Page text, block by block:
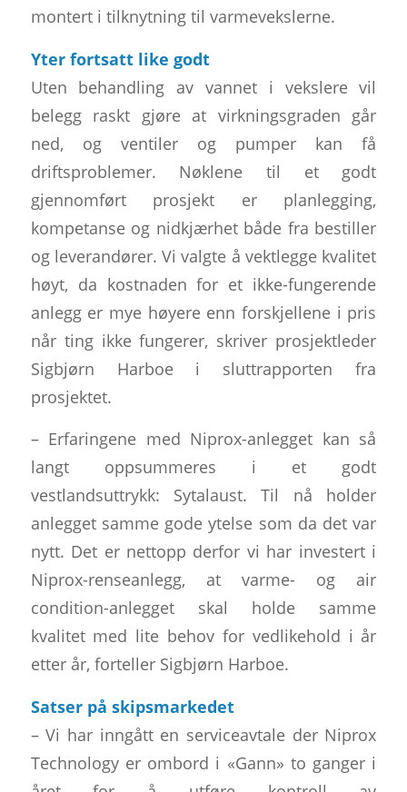
montert i tilknytning til varmevekslerne.
Yter fortsatt like godt
Uten behandling av vannet i vekslere vil
belegg raskt gjøre at virkningsgraden går
ned, og ventiler og pumper kan få
driftsproblemer. Nøklene til et godt
gjennomført prosjekt er planlegging,
kompetanse og nidkjærhet både fra bestiller
og leverandører. Vi valgte å vektlegge kvalitet
høyt, da kostnaden for et ikke-fungerende
anlegg er mye høyere enn forskjellene i pris
når ting ikke fungerer, skriver prosjektleder
Sigbjørn Harboe i sluttrapporten fra
prosjektet.
– Erfaringene med Niprox-anlegget kan så
langt oppsummeres i et godt
vestlandsuttrykk: Sytalaust. Til nå holder
anlegget samme gode ytelse som da det var
nytt. Det er nettopp derfor vi har investert i
Niprox-renseanlegg, at varme- og air
condition-anlegget skal holde samme
kvalitet med lite behov for vedlikehold i år
etter år, forteller Sigbjørn Harboe.
Satser på skipsmarkedet
– Vi har inngått en serviceavtale der Niprox
Technology er ombord i «Gann» to ganger i